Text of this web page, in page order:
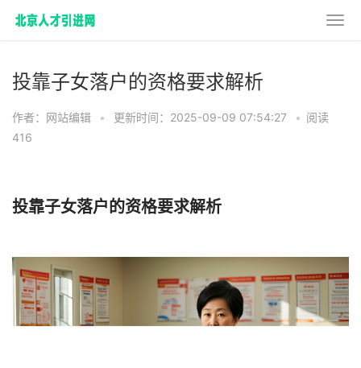
投靠子女落户的资格要求解析
作者：网站编辑 • 更新时间：2025-09-09 07:54:27 • 阅读
416
投靠子女落户的资格要求解析